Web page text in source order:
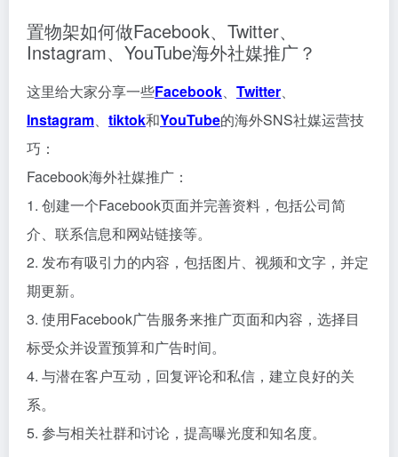
置物架如何做Facebook、Twitter、
Instagram、YouTube海外社媒推广？
这里给大家分享一些Facebook、 Twitter、
Instagram、 tiktok和YouTube的海外SNS社媒运营技
巧：
Facebook海外社媒推广：
1. 创建一个Facebook页面并完善资料，包括公司简
介、联系信息和网站链接等。
2. 发布有吸引力的内容，包括图片、视频和文字，并定
期更新。
3. 使用Facebook广告服务来推广页面和内容，选择目
标受众并设置预算和广告时间。
4. 与潜在客户互动，回复评论和私信，建立良好的关
系。
5. 参与相关社群和讨论，提高曝光度和知名度。